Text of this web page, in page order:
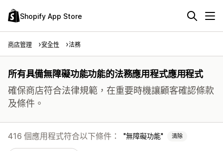
Shopify App Store
商店管理 安全性 法務
所有具備無障礙功能功能的法務應用程式應用程式
確保商店符合法律規範，在重要時機讓顧客確認條款
及條件。
416 個應用程式符合以下條件： 無障礙功能 清除